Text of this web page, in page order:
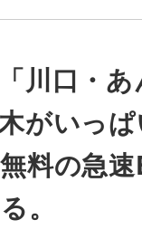
川口・
がいっ
料の急速
。